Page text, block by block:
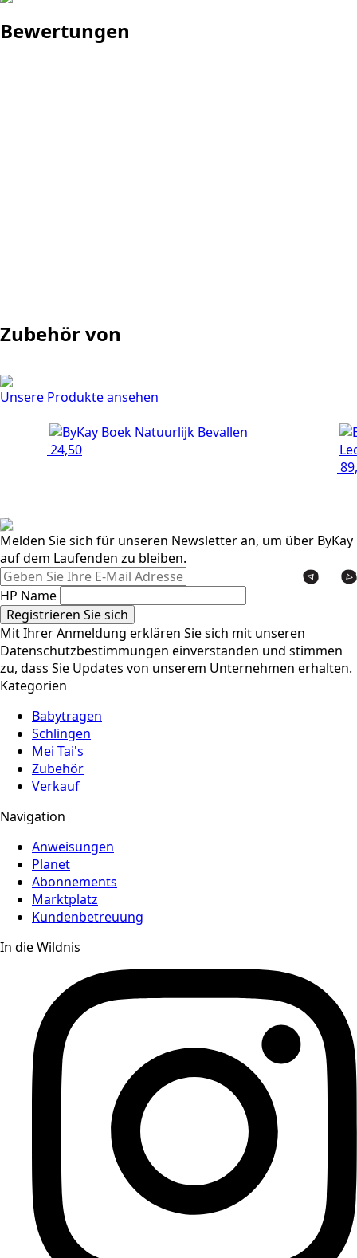
Bewertungen
Zubehör von
Unsere Produkte ansehen
24,50
Melden Sie sich für unseren Newsletter an, um über ByKay
auf dem Laufenden zu bleiben.
HP Name
Registrieren Sie sich
Mit Ihrer Anmeldung erklären Sie sich mit unseren
Datenschutzbestimmungen einverstanden und stimmen
zu, dass Sie Updates von unserem Unternehmen erhalten.
Kategorien
Babytragen
Schlingen
Mei Tai's
Zubehör
Verkauf
Navigation
Anweisungen
Planet
Abonnements
Marktplatz
Kundenbetreuung
In die Wildnis